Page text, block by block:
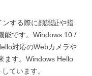
する際に顔認証や指
能です。Windows 10 /
対応のWebカメラや
ます。Windows Hello
ています。